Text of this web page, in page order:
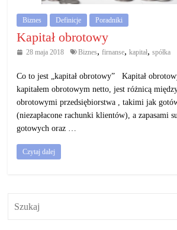
Biznes Definicje Poradniki
Kapitał obrotowy
28 maja 2018 Biznes, firnanse, kapitał, spółka
Co to jest „kapitał obrotowy” Kapitał
kapitałem obrotowym netto, jest różnicą
obrotowymi przedsiębiorstwa , takimi jak
(niezapłacone rachunki klientów), a zapasami
gotowych oraz …
Czytaj dalej